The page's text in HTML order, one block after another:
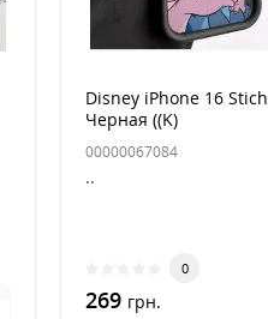
Disney iPhone 16 Stich
Черная ((K)
00000067084
..
0
269 грн.